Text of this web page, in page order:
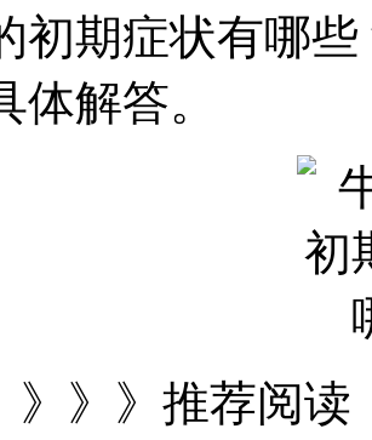
初期症状有哪些
体解答。
》》》推荐阅读